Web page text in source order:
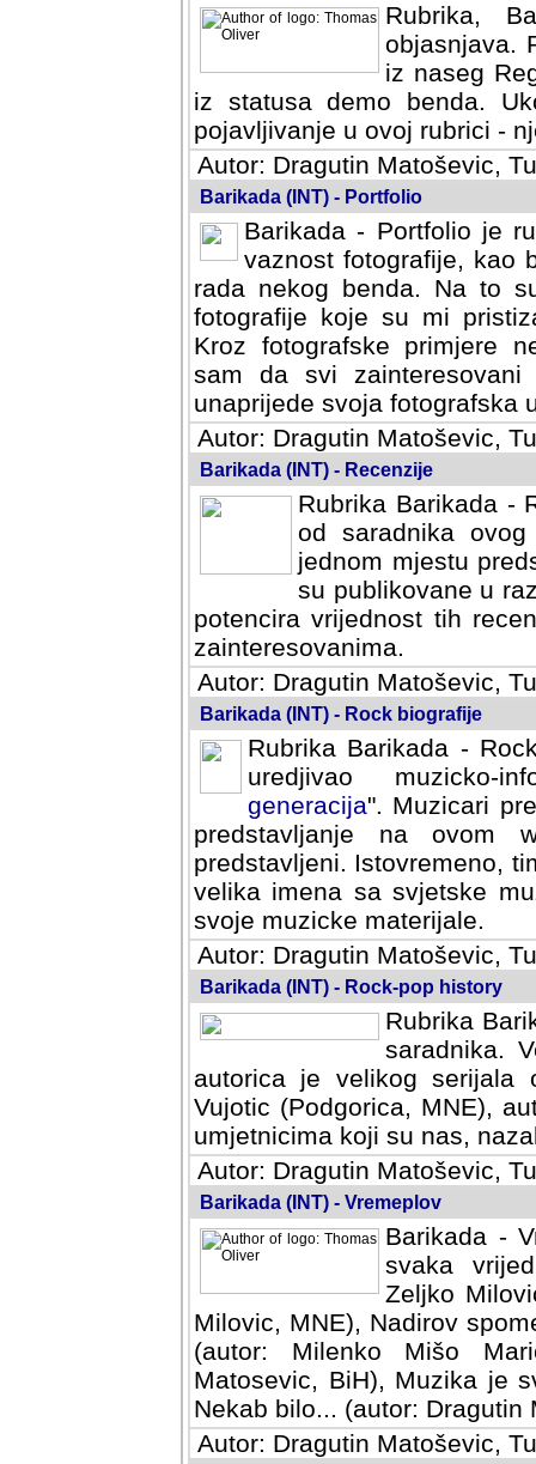
Rubrika,
objasnjava.
iz naseg
iz statusa demo benda.
pojavljivanje u ovoj rubrici -
Autor: Dragutin Matoševic,
Barikada (INT) - Portfolio
Barikada - Portfolio je
vaznost fotografije, kao
rada nekog benda. Na to
fotografije koje su mi
fotografske primjere
svi zainteresovani
svoja fotografska umijeca.
Autor: Dragutin Matoševic,
Barikada (INT) - Recenzije
Rubrika Barikada -
od saradnika
jednom mjestu
su publikovane u
potencira vrijednost tih
zainteresovanima.
Autor: Dragutin Matoševic,
Barikada (INT) - Rock biografije
Rubrika Barikada -
uredjivao muzicko-
Muzicari predstavljeni u
na ovom web portalu
Istovremeno, tim nacinom
sa svjetske muzicke scene
materijale.
Autor: Dragutin Matoševic,
Barikada (INT) - Rock-pop history
Rubrika
saradnika.
autorica je velikog serijala
Vujotic (Podgorica, MNE),
umjetnicima koji su nas,
Autor: Dragutin Matoševic,
Barikada (INT) - Vremeplov
Barikada -
svaka
Milovic,
MNE), Nadirov spomenar
Milenko Mišo Maric, UK),
Muzika je svirala (autor:
(autor: Dragutin Matosevic,
Autor: Dragutin Matoševic,